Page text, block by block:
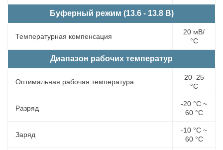
Буферный режим (13.6 - 13.8 В)
Температурная компенсация
20 мВ/
°С
Диапазон рабочих температур
Оптимальная рабочая температура
20–25
°С
Разряд
-20 °С ~
60 °С
Заряд
-10 °С ~
60 °С